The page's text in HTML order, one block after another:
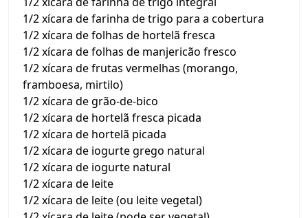
1/2 xícara de farinha de trigo para a cobertura
1/2 xícara de folhas de hortelã fresca
1/2 xícara de folhas de manjericão fresco
1/2 xícara de frutas vermelhas (morango,
framboesa, mirtilo)
1/2 xícara de grão-de-bico
1/2 xícara de hortelã fresca picada
1/2 xícara de hortelã picada
1/2 xícara de iogurte grego natural
1/2 xícara de iogurte natural
1/2 xícara de leite
1/2 xícara de leite (ou leite vegetal)